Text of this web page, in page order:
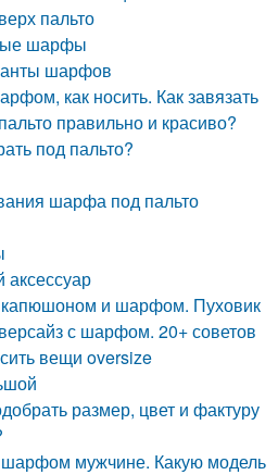
пальто
шарфы
шарфов
как носить. Как завязать
правильно и красиво?
под пальто?
шарфа под пальто
капюшоном и шарфом. Пуховик
с шарфом. 20+ советов
вещи oversize
размер, цвет и фактуру
шарфом мужчине. Какую модель